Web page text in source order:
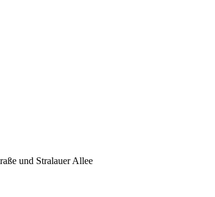
und Stralauer Allee